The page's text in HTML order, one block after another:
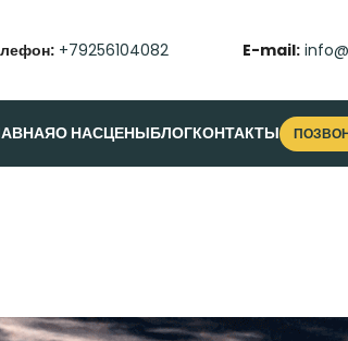
+79256104082 E-mail:
О НАСЦЕНЫБЛОГКОНТАКТЫ